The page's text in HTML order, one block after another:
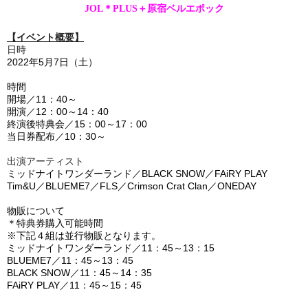
JOL＊PLUS＋原宿ベルエポック
【イベント概要】
日時
2022年5月7日（土）
時間
開場／11 ：40～
開演／12 ： 00～ 14 ：40
終演後特典会／15 ：00～ 17 ：00
当日券配布／10：30～
出演アーティスト
ミッドナイトワンダーランド／BLACK SNOW／FAiRY PLAY
Tim&U／BLUEME7／FLS／Crimson Crat Clan／ONEDAY
物販について
＊特典券購入可能時間
※下記４組は並行物販となります。
ミッドナイトワンダーランド／11：45～13：15
BLUEME7／11：45～13：45
BLACK SNOW／11：45～14：35
FAiRY PLAY／11：45～15：45